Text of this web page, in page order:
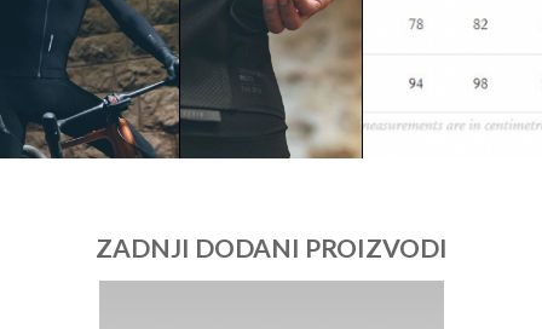
ZADNJI DODANI PROIZVODI